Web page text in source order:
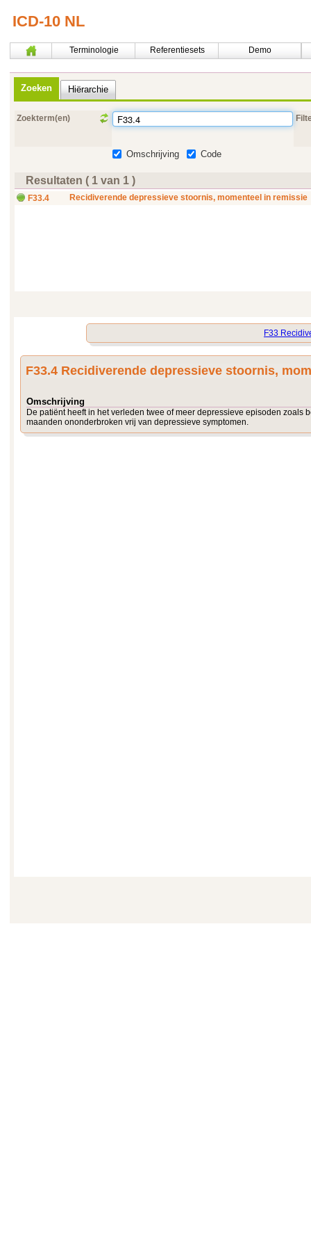
ICD-10 NL
Terminologie Referentiesets Demo
Zoeken Hiërarchie
Zoekterm(en)
Omschrijving Code
Resultaten ( 1 van 1 )
F33.4 Recidiverende depressieve stoornis, momenteel in remissie